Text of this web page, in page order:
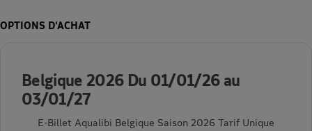
OPTIONS D’ACHAT
Belgique 2026 Du 01/01/26 au
03/01/27
E-Billet Aqualibi Belgique Saison 2026 Tarif Unique